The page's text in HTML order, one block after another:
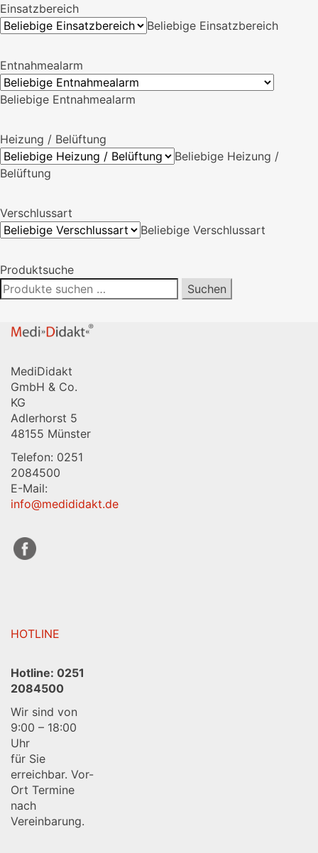
Einsatzbereich
Beliebige Einsatzbereich
Entnahmealarm
Beliebige Entnahmealarm
Heizung / Belüftung
Beliebige Heizung /
Belüftung
Verschlussart
Beliebige Verschlussart
Produktsuche
Suchen
nach:
Suchen
MediDidakt
GmbH & Co.
KG
Adlerhorst 5
48155 Münster
Telefon: 0251
2084500
E-Mail:
info@medididakt.de
HOTLINE
Hotline: 0251
2084500
Wir sind von
9:00 – 18:00
Uhr
für Sie
erreichbar. Vor-
Ort Termine
nach
Vereinbarung.